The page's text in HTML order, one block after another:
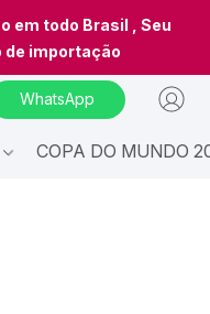
em todo Brasil , Seu
de importação
WhatsApp
COPA DO MUNDO